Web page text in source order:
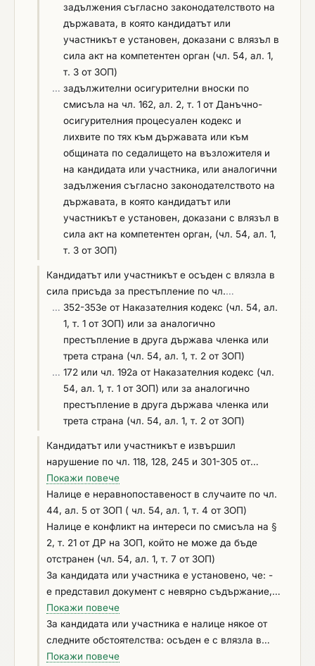
задължения съгласно законодателството на
държавата, в която кандидатът или
участникът е установен, доказани с влязъл в
сила акт на компетентен орган (чл. 54, ал. 1,
т. 3 от ЗОП)
… задължителни осигурителни вноски по
смисъла на чл. 162, ал. 2, т. 1 от Данъчно-
осигурителния процесуален кодекс и
лихвите по тях към държавата или към
общината по седалището на възложителя и
на кандидата или участника, или аналогични
задължения съгласно законодателството на
държавата, в която кандидатът или
участникът е установен, доказани с влязъл в
сила акт на компетентен орган, (чл. 54, ал. 1,
т. 3 от ЗОП)
Кандидатът или участникът е осъден с влязла в
сила присъда за престъпление по чл.…
… 352-353е от Наказателния кодекс (чл. 54, ал.
1, т. 1 от ЗОП) или за аналогично
престъпление в друга държава членка или
трета страна (чл. 54, ал. 1, т. 2 от ЗОП)
… 172 или чл. 192а от Наказателния кодекс (чл.
54, ал. 1, т. 1 от ЗОП) или за аналогично
престъпление в друга държава членка или
трета страна (чл. 54, ал. 1, т. 2 от ЗОП)
Кандидатът или участникът е извършил
нарушение по чл. 118, 128, 245 и 301-305 от
Кодекса на труда, установено с влязло в сила
наказателно постановление или съдебно
решение, или аналогични нарушения,
установени с акт на компетентен орган,
съгласно законодателството на държавата, в
която кандидатът или участникът е установен
(чл. 54, ал. 1, т. 6 от ЗОП)
Покажи повече
Налице e неравнопоставеност в случаите по чл.
44, ал. 5 от ЗОП ( чл. 54, ал. 1, т. 4 от ЗОП)
Налице е конфликт на интереси по смисъла на §
2, т. 21 от ДР на ЗОП, който не може да бъде
отстранен (чл. 54, ал. 1, т. 7 от ЗОП)
За кандидата или участника е установено, че: -
е представил документ с невярно съдържание, с
който се доказва декларираната липса на
основания за отстраняване или декларираното
изпълнение на критериите за подбор (чл. 54, ал.
1, т. 5 от ЗОП); - не е предоставил изискваща се
Покажи повече
За кандидата или участника е налице някое от
следните обстоятелства: осъден е с влязла в
сила присъда за престъпления по чл. 194 – 208,
Покажи повече